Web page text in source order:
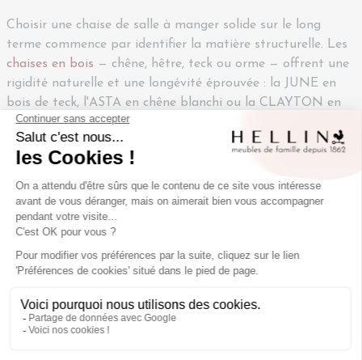
Choisir une chaise de salle à manger solide sur le long
terme commence par identifier la matière structurelle. Les
chaises en bois — chêne, hêtre, teck ou orme — offrent une
rigidité naturelle et une longévité éprouvée : la JUNE en
bois de teck, l'ASTA en chêne blanchi ou la CLAYTON en
hêtre massif illustrent cette gamme. Pour quelle matière
opter pour une chaise de salle à manger qui dure plus de
20 ans ? Le chêne massif et le hêtre restent les références,
notamment parce que leurs fibres compactes absorbent
les contraintes mécaniques liées à l'usage quotidien. Les
chaises en tissu— bouclette, chenille, tissu moucheté ou
velours côtelé — apportent un confort d'assise immédiat,
avec des modèles comme la ELYA en chêne et bouclette
taupe, la LOU en tissu chenillé ou la LILY en tissu
moucheté beige. Pour un intérieur où le confort prime lors
des repas longs, leschaises en velours
SARINA offrent un maintien moelleux. Les chaises à assise